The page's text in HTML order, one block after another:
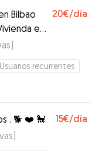
Bilbao
en
20€/día
)
Usuarios recurrentes
. 🐕 ❤️ 🐩 15€/día
)